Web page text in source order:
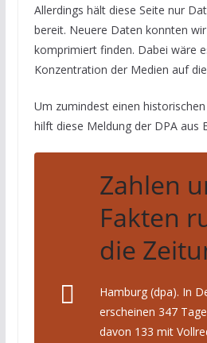
Allerdings hält diese Seite nur
bereit. Neuere Daten konnten
komprimiert finden. Dabei wäre
Konzentration der Medien auf
Um zumindest einen
hilft diese Meldung der DPA aus
Zahlen
Fakten
die
Hamburg (dpa). In
erscheinen 347
davon 133 mit